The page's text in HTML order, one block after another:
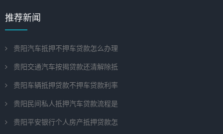
推荐新闻
贵阳汽车抵押不押车贷款怎么办理
贵阳交通汽车按揭贷款还清解除抵
贵阳车辆抵押贷款不押车贷款利率
贵阳民间私人抵押汽车贷款流程是
贵阳平安银行个人房产抵押贷款怎